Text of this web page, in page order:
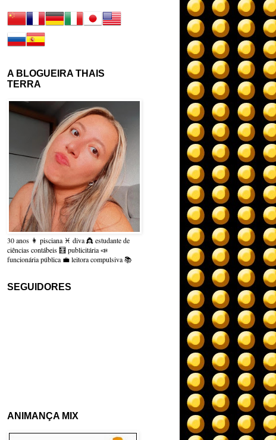
A BLOGUEIRA THAIS
TERRA
30 anos 👩 pisciana ♓ diva 👸 estudante de
ciências contábeis 🧮 publicitária 📣
funcionária pública 💼 leitora compulsiva 📚
SEGUIDORES
ANIMANÇA MIX